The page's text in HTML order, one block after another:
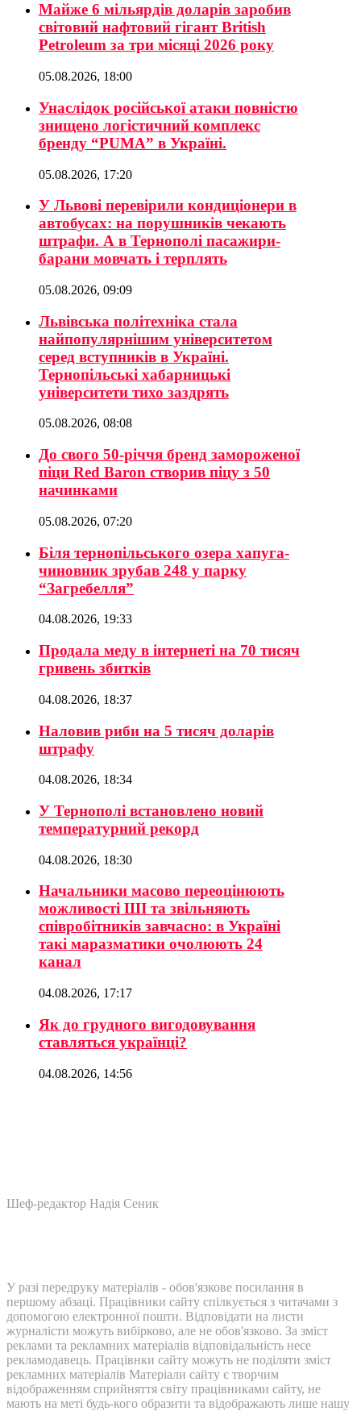
Майже 6 мільярдів доларів заробив
світовий нафтовий гігант British
Petroleum за три місяці 2026 року
05.08.2026, 18:00
Унаслідок російської атаки повністю
знищено логістичний комплекс
бренду “PUMA” в Україні.
05.08.2026, 17:20
У Львові перевірили кондиціонери в
автобусах: на порушників чекають
штрафи. А в Тернополі пасажири-
барани мовчать і терплять
05.08.2026, 09:09
Львівська політехніка стала
найпопулярнішим університетом
серед вступників в Україні.
Тернопільські хабарницькі
університети тихо заздрять
05.08.2026, 08:08
До свого 50-річчя бренд замороженої
піци Red Baron створив піцу з 50
начинками
05.08.2026, 07:20
Біля тернопільського озера хапуга-
чиновник зрубав 248 у парку
“Загребелля”
04.08.2026, 19:33
Продала меду в інтернеті на 70 тисяч
гривень збитків
04.08.2026, 18:37
Наловив риби на 5 тисяч доларів
штрафу
04.08.2026, 18:34
У Тернополі встановлено новий
температурний рекорд
04.08.2026, 18:30
Начальники масово переоцінюють
можливості ШІ та звільняють
співробітників завчасно: в Україні
такі маразматики очолюють 24
канал
04.08.2026, 17:17
Як до грудного вигодовування
ставляться українці?
04.08.2026, 14:56
Шеф-редактор Надія Сеник
У разі передруку матеріалів - обов'язкове посилання в
першому абзаці. Працівники сайту спілкується з читачами з
допомогою електронної пошти. Відповідати на листи
журналісти можуть вибірково, але не обов'язково. За зміст
реклами та рекламних матеріалів відповідальність несе
рекламодавець. Працівнки сайту можуть не поділяти зміст
рекламних матеріалів Матеріали сайту є творчим
відображенням сприйняття світу працівниками сайту, не
мають на меті будь-кого образити та відображають лише нашу